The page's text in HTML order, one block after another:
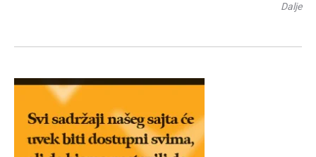
Dalje